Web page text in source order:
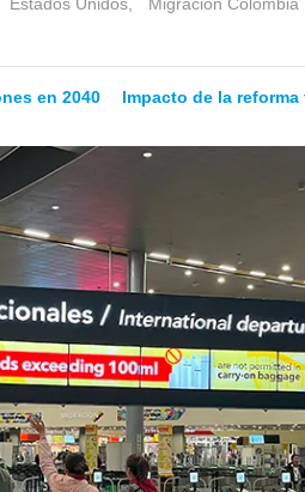
en 2040
Impacto de la